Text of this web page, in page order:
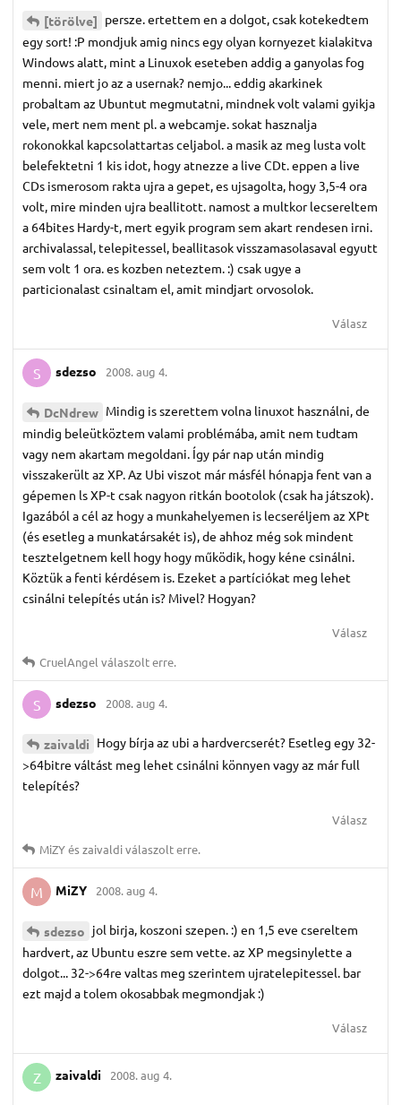
[törölve] persze. ertettem en a dolgot, csak kotekedtem
egy sort! :P mondjuk amig nincs egy olyan kornyezet kialakitva
Windows alatt, mint a Linuxok eseteben addig a ganyolas fog
menni. miert jo az a usernak? nemjo... eddig akarkinek
probaltam az Ubuntut megmutatni, mindnek volt valami gyikja
vele, mert nem ment pl. a webcamje. sokat hasznalja
rokonokkal kapcsolattartas celjabol. a masik az meg lusta volt
belefektetni 1 kis idot, hogy atnezze a live CDt. eppen a live
CDs ismerosom rakta ujra a gepet, es ujsagolta, hogy 3,5-4 ora
volt, mire minden ujra beallitott. namost a multkor lecsereltem
a 64bites Hardy-t, mert egyik program sem akart rendesen irni.
archivalassal, telepitessel, beallitasok visszamasolasaval egyutt
sem volt 1 ora. es kozben neteztem. :) csak ugye a
particionalast csinaltam el, amit mindjart orvosolok.
Válasz
S sdezso 2008. aug 4.
DcNdrew Mindig is szerettem volna linuxot használni, de
mindig beleütköztem valami problémába, amit nem tudtam
vagy nem akartam megoldani. Így pár nap után mindig
visszakerült az XP. Az Ubi viszot már másfél hónapja fent van a
gépemen ls XP-t csak nagyon ritkán bootolok (csak ha játszok).
Igazából a cél az hogy a munkahelyemen is lecseréljem az XPt
(és esetleg a munkatársakét is), de ahhoz még sok mindent
tesztelgetnem kell hogy hogy működik, hogy kéne csinálni.
Köztük a fenti kérdésem is. Ezeket a partíciókat meg lehet
csinálni telepítés után is? Mivel? Hogyan?
Válasz
CruelAngel válaszolt erre.
S sdezso 2008. aug 4.
zaivaldi Hogy bírja az ubi a hardvercserét? Esetleg egy 32-
>64bitre váltást meg lehet csinálni könnyen vagy az már full
telepítés?
Válasz
MiZYészaivaldiválaszolt erre.
M MiZY 2008. aug 4.
sdezso jol birja, koszoni szepen. :) en 1,5 eve csereltem
hardvert, az Ubuntu eszre sem vette. az XP megsinylette a
dolgot... 32->64re valtas meg szerintem ujratelepitessel. bar
ezt majd a tolem okosabbak megmondjak :)
Válasz
Z zaivaldi 2008. aug 4.